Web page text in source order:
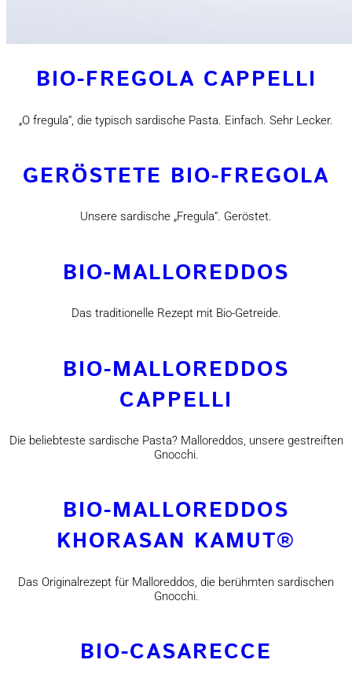
BIO-FREGOLA CAPPELLI
„O fregula“, die typisch sardische Pasta. Einfach. Sehr Lecker.
GERÖSTETE BIO-FREGOLA
Unsere sardische „Fregula“. Geröstet.
BIO-MALLOREDDOS
Das traditionelle Rezept mit Bio-Getreide.
BIO-MALLOREDDOS
CAPPELLI
Die beliebteste sardische Pasta? Malloreddos, unsere gestreiften
Gnocchi.
BIO-MALLOREDDOS
KHORASAN KAMUT®
Das Originalrezept für Malloreddos, die berühmten sardischen
Gnocchi.
BIO-CASARECCE